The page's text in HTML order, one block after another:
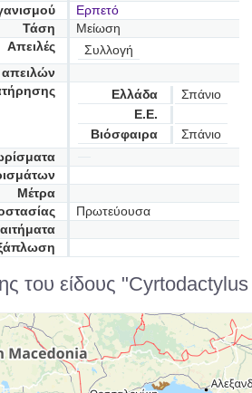
Ερπετό
Τάση
Μείωση
Απειλές
Συλλογή
απειλών
Ελλάδα
Σπάνιο
Ε.Ε.
Βιόσφαιρα
Σπάνιο
Μέτρα
Πρωτεύουσα
του είδους